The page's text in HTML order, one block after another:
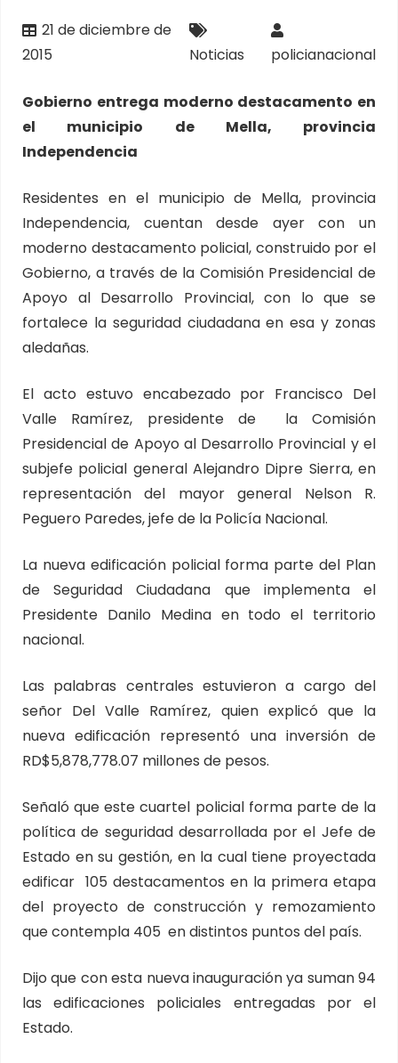
21 de diciembre de
2015
Noticias policianacional
Gobierno entrega moderno destacamento en
el municipio de Mella, provincia
Independencia
Residentes en el municipio de Mella, provincia
Independencia, cuentan desde ayer con un
moderno destacamento policial, construido por el
Gobierno, a través de la Comisión Presidencial de
Apoyo al Desarrollo Provincial, con lo que se
fortalece la seguridad ciudadana en esa y zonas
aledañas.
El acto estuvo encabezado por Francisco Del
Valle Ramírez, presidente de la Comisión
Presidencial de Apoyo al Desarrollo Provincial y el
subjefe policial general Alejandro Dipre Sierra, en
representación del mayor general Nelson R.
Peguero Paredes, jefe de la Policía Nacional.
La nueva edificación policial forma parte del Plan
de Seguridad Ciudadana que implementa el
Presidente Danilo Medina en todo el territorio
nacional.
Las palabras centrales estuvieron a cargo del
señor Del Valle Ramírez, quien explicó que la
nueva edificación representó una inversión de
RD$5,878,778.07 millones de pesos.
Señaló que este cuartel policial forma parte de la
política de seguridad desarrollada por el Jefe de
Estado en su gestión, en la cual tiene proyectada
edificar 105 destacamentos en la primera etapa
del proyecto de construcción y remozamiento
que contempla 405 en distintos puntos del país.
Dijo que con esta nueva inauguración ya suman 94
las edificaciones policiales entregadas por el
Estado.